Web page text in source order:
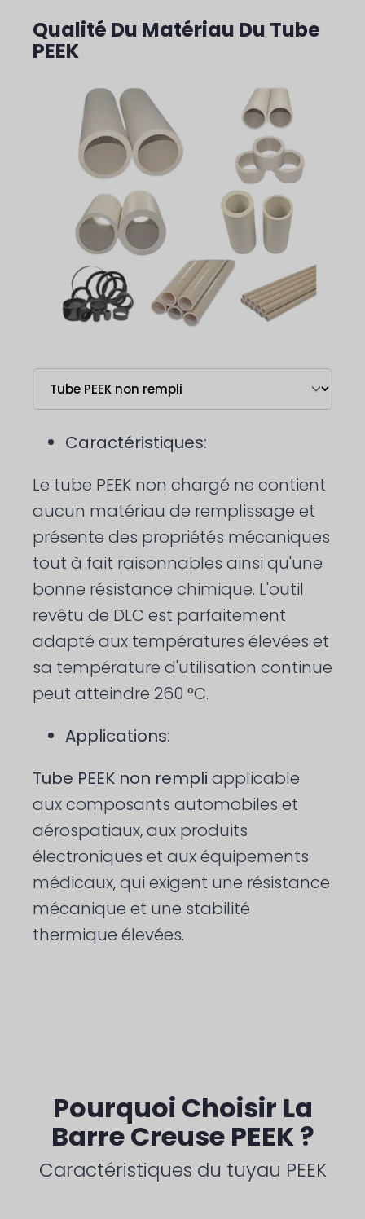
Qualité Du Matériau Du Tube
PEEK
Caractéristiques:
Le tube PEEK non chargé ne contient
aucun matériau de remplissage et
présente des propriétés mécaniques
tout à fait raisonnables ainsi qu'une
bonne résistance chimique. L'outil
revêtu de DLC est parfaitement
adapté aux températures élevées et
sa température d'utilisation continue
peut atteindre 260 °C.
Applications:
Tube PEEK non rempli applicable
aux composants automobiles et
aérospatiaux, aux produits
électroniques et aux équipements
médicaux, qui exigent une résistance
mécanique et une stabilité
thermique élevées.
Pourquoi Choisir La
Barre Creuse PEEK ?
Caractéristiques du tuyau PEEK